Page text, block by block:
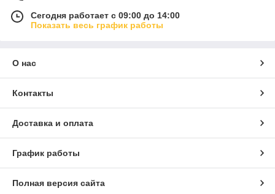
Сегодня работает с 09:00 до 14:00
Показать весь график работы
О нас
Контакты
Доставка и оплата
График работы
Полная версия сайта